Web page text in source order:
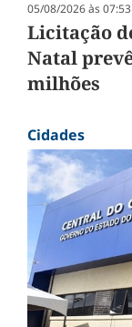
05/08/2026 às 07:53
Licitação
Natal
milhões
Cidades